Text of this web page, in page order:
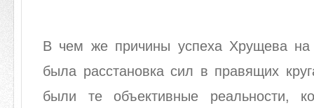
В чем же причины успеха Хрущева на
была расстановка сил в правящих
были те объективные реальности,